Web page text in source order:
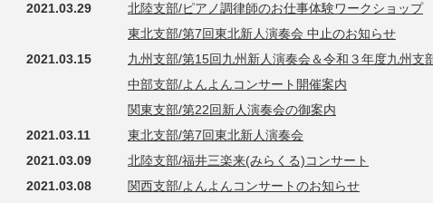
2021.03.29
北陸支部/ピアノ調律師のお仕事体験ワークショップ
東北支部/第7回東北新人演奏会 中止のお知らせ
2021.03.15
九州支部/第15回九州新人演奏会＆令和３年度九州支
中部支部/よんよんコンサート開催案内
関東支部/第22回新人演奏会の御案内
2021.03.11
東北支部/第7回東北新人演奏会
2021.03.09
北陸支部/福井三楽来(みらくる)コンサート
2021.03.08
関西支部/よんよんコンサートのお知らせ